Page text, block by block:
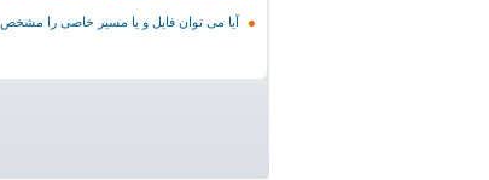
آیا می توان فایل و یا مسیر خاصی را مشخص